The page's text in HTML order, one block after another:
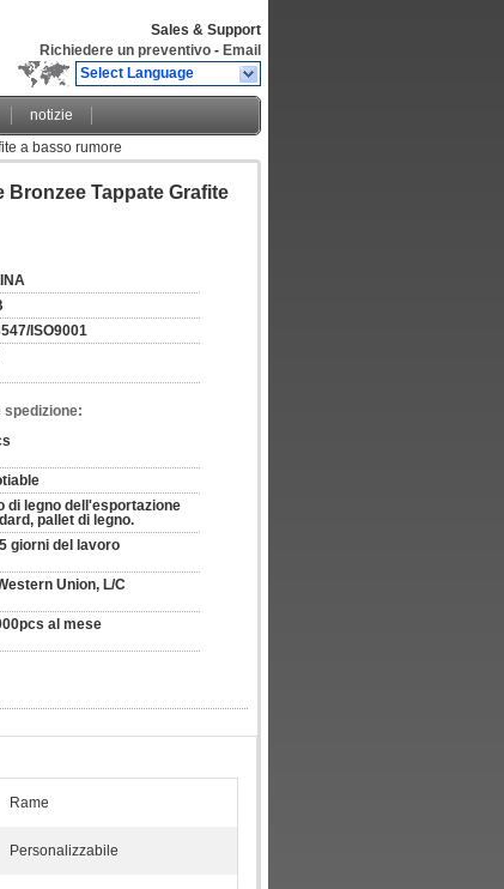
Sales & Support
Richiedere un preventivo - Email
Select Language
notizie
a basso rumore
Tappate Grafite
ISO9001
spedizione:
di legno dell'esportazione
pallet di legno.
giorni del lavoro
Union, L/C
al mese
Rame
Personalizzabile